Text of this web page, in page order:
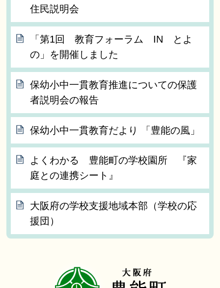
住民説明会
「第1回 教育フォーラム IN とよ
の」を開催しました
保幼小中一貫教育推進についての保護
者説明会の報告
保幼小中一貫教育だより 「豊能の風」
よくわかる 豊能町の学校園所 『家
庭との連携シート』
大阪府の学校支援地域本部（学校の応
援団）